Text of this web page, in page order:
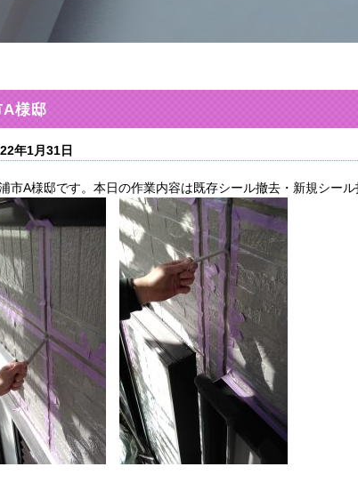
様邸
年1月31日
市A様邸です。本日の作業内容は既存シール撤去・新規シール